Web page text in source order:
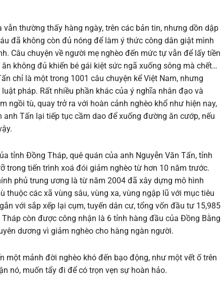
thường thấy hàng ngày, trên các bản tin, nhưng dồn dập
đã không còn đủ nóng để làm ý thức công dân giật mình
Câu chuyện về người mẹ nghèo đến mức tự vẫn để lấy tiền
không đủ khiến bé gái kiệt sức ngã xuống sông mà chết…
chỉ là một trong 1001 câu chuyện kể Việt Nam, nhưng
pháp. Rất nhiều phần khác của ý nghĩa nhân đạo và
ngồi tù, quay trở ra với hoàn cảnh nghèo khổ như hiện nay,
anh Tấn lại tiếp tục cầm dao để xuống đường ăn cướp, nếu
tỉnh Đồng Tháp, quê quán của anh Nguyễn Văn Tấn, tỉnh
trong tiến trình xoá đói giảm nghèo từ hơn 10 năm trước.
phủ trung ương là từ năm 2004 đã xây dựng mô hình
thuộc các xã vùng sâu, vùng xa, vùng ngập lũ với mục tiêu
với sắp xếp lại cụm, tuyến dân cư, tổng vốn đầu tư 15,985
còn được công nhận là 6 tỉnh hàng đầu của Đồng Bằng
dương vì giảm nghèo cho hàng ngàn người.
một mảnh đời nghèo khó đến bạo động, như một vết ố trên
nó, muốn tẩy đi để có trọn vẹn sự hoàn hảo.